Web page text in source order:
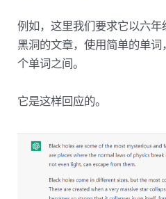
例如，这里我们要求它以六
黑洞的文章，使用简单的单词
个单词之间。
它是这样回应的。